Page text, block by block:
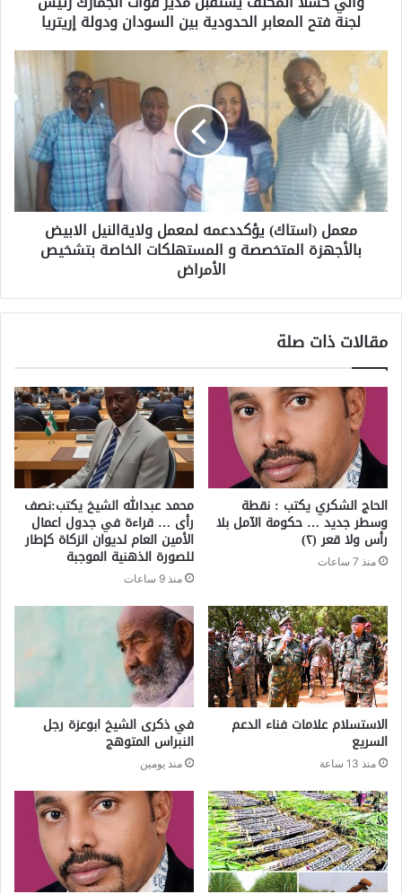
لجنة فتح المعابر الحدودية بين السودان ودولة إريتريا
معمل (استاك) يؤكددعمه لمعمل ولايةالنيل الابيض
بالأجهزة المتخصصة و المستهلكات الخاصة بتشخيص
الأمراض
مقالات ذات صلة
الحاج الشكري يكتب : نقطة
وسطر جديد … حكومة الآمل بلا
رأس ولا قعر (٢)
منذ 7 ساعات
محمد عبدالله الشيخ يكتب:نصف
رأى … قراءة في جدول اعمال
الأمين العام لديوان الزكاة كإطار
للصورة الذهنية الموجبة
منذ 9 ساعات
الاستسلام علامات فناء الدعم
السريع
منذ 13 ساعة
في ذكرى الشيخ ابوعزة رجل
النبراس المتوهج
منذ يومين